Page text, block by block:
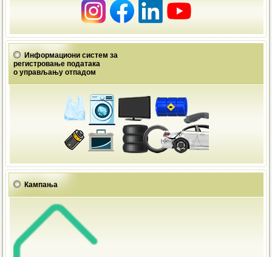
Информациони систем за
регистровање података
о управљању отпадом
Кампања